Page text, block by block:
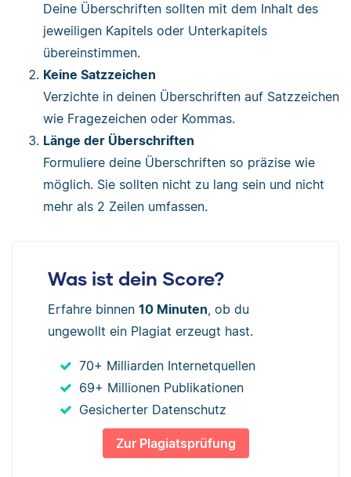
Deine Überschriften sollten mit dem Inhalt des
jeweiligen Kapitels oder Unterkapitels
übereinstimmen.
Keine Satzzeichen
Verzichte in deinen Überschriften auf Satzzeichen
wie Fragezeichen oder Kommas.
Länge der Überschriften
Formuliere deine Überschriften so präzise wie
möglich. Sie sollten nicht zu lang sein und nicht
mehr als 2 Zeilen umfassen.
Was ist dein Score?
Erfahre binnen 10 Minuten, ob du
ungewollt ein Plagiat erzeugt hast.
70+ Milliarden Internetquellen
69+ Millionen Publikationen
Gesicherter Datenschutz
Zur Plagiatsprüfung